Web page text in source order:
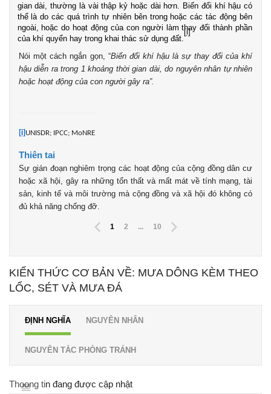
gian dài, thường là vài thập kỷ hoặc dài hơn. Biến đổi khí hậu có
thể là do các quá trình tự nhiên bên trong hoặc các tác động bên
ngoài, hoặc do hoạt động của con người làm thay đổi thành phần
của khí quyển hay trong khai thác sử dụng đất.
[i]
Nói một cách ngắn gọn, “Biến đổi khí hậu là sự thay đổi của khí
hậu diễn ra trong 1 khoảng thời gian dài, do nguyên nhân tự nhiên
hoặc hoạt động của con người gây ra”.
[i] UNISDR; IPCC; MoNRE
Thiên tai
Sự gián đoạn nghiêm trọng các hoạt động của cộng đồng dân cư
hoặc xã hội, gây ra những tổn thất và mất mát về tính mạng, tài
sản, kinh tế và môi trường mà cộng đồng và xã hội đó không có
đủ khả năng chống đỡ.
1 2 ... 10
KIẾN THỨC CƠ BẢN VỀ: MƯA DÔNG KÈM THEO
LỐC, SÉT VÀ MƯA ĐÁ
ĐỊNH NGHĨA NGUYÊN NHÂN
NGUYÊN TẮC PHÒNG TRÁNH
Thoong tin đang được cập nhật